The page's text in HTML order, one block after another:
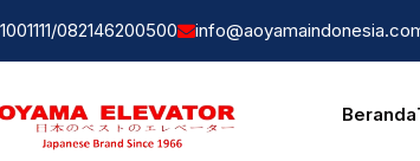
/082146200500
Beranda